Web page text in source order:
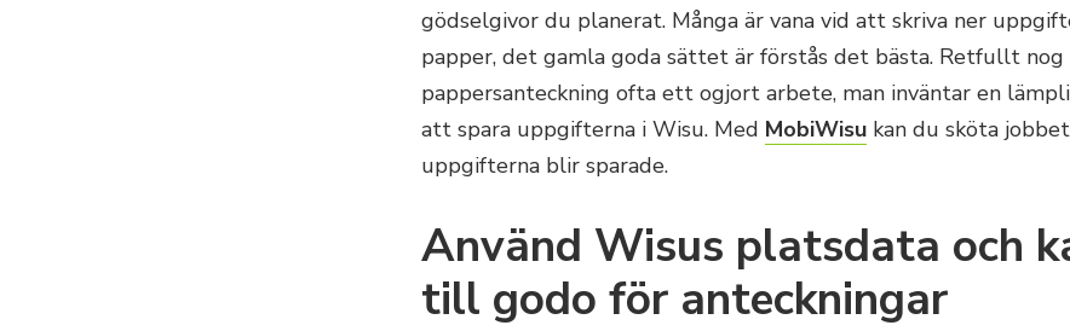
gödselgivor du planerat. Många är vana vid att skriva ner
papper, det gamla goda sättet är förstås det bästa. Retfullt
pappersanteckning ofta ett ogjort arbete, man inväntar en
att spara uppgifterna i Wisu. Med MobiWisu kan du sköta
uppgifterna blir sparade.
Använd Wisus platsdata och
till godo för anteckningar